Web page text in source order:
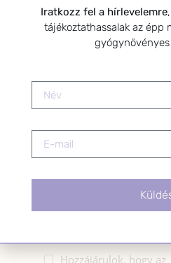
férfiak egészségének
HÍRLEVÉL
E-mail cím*
Hozzájárulok, hogy az
Iratkozz fel a hírlevelemre
tájékoztathassalak az épp
gyógynövényes